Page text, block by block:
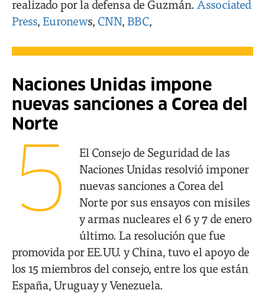
realizado por la defensa de Guzmán. Associated
Press,Euronews, CNN, BBC,
Naciones Unidas impone
nuevas sanciones a Corea del
Norte
5
El Consejo de Seguridad de las
Naciones Unidas resolvió imponer
nuevas sanciones a Corea del
Norte por sus ensayos con misiles
y armas nucleares el 6 y 7 de enero
último. La resolución que fue
promovida por EE.UU. y China, tuvo el apoyo de
los 15 miembros del consejo, entre los que están
España, Uruguay y Venezuela.